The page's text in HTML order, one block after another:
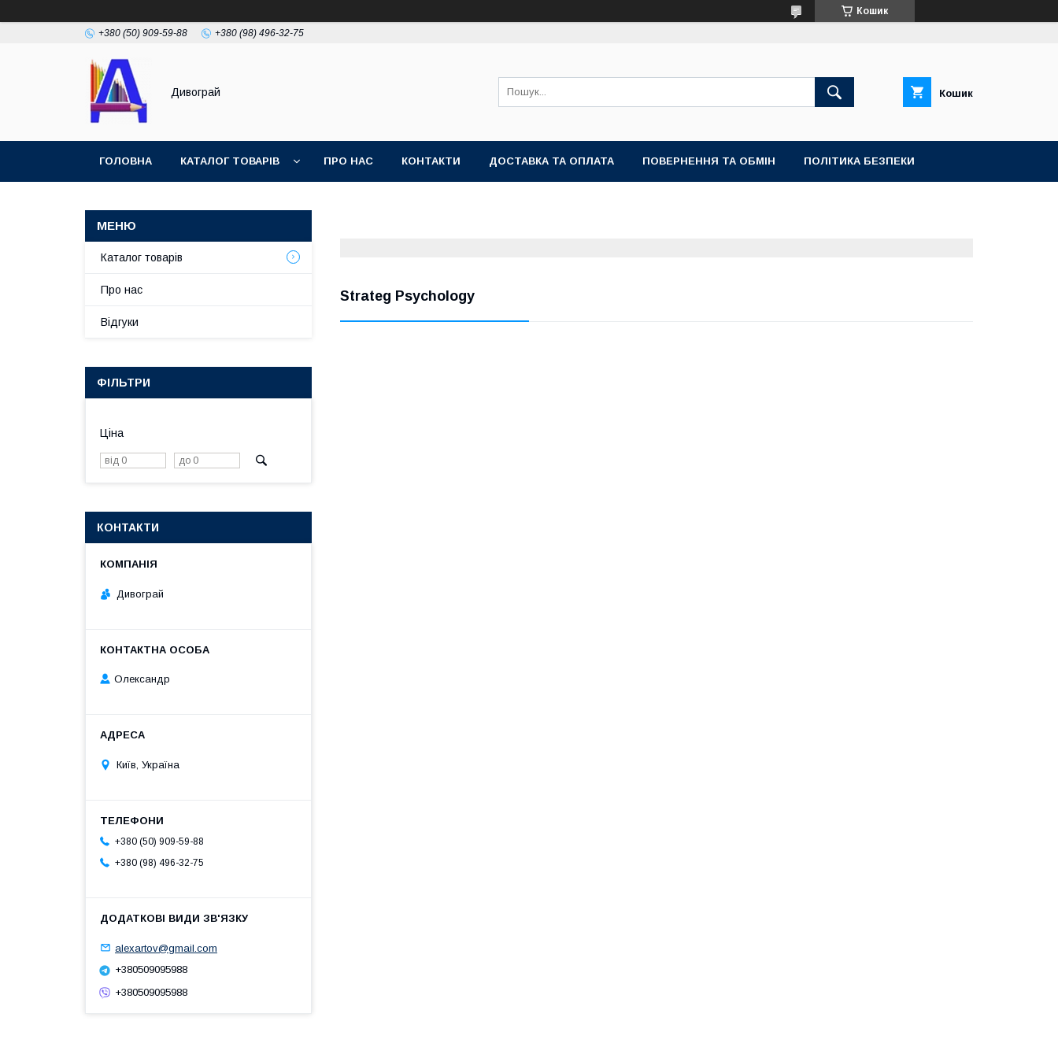
Кошик
+380 (50) 909-59-88 +380 (98) 496-32-75
Дивограй Кошик
ГОЛОВНА КАТАЛОГ ТОВАРІВ ПРО НАС КОНТАКТИ ДОСТАВКА ТА ОПЛАТА ПОВЕРНЕННЯ ТА ОБМІН ПОЛІТИКА БЕЗПЕКИ
Strateg Psychology
Каталог товарів
Про нас
Відгуки
ФІЛЬТРИ
Ціна
КОНТАКТИ
Дивограй
Олександр
Київ, Україна
+380 (50) 909-59-88
+380 (98) 496-32-75
alexartov@gmail.com
+380509095988
+380509095988